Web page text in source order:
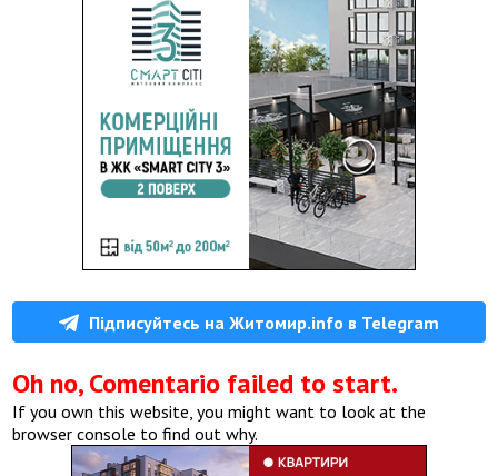
Підписуйтесь на Житомир.info в Telegram
Oh no, Comentario failed to start.
If you own this website, you might want to look at the
browser console to find out why.